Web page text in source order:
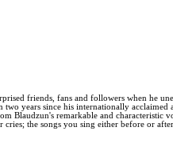
friends, fans and followers when he
years since his internationally
Blaudzun's remarkable and
the songs you sing either before or